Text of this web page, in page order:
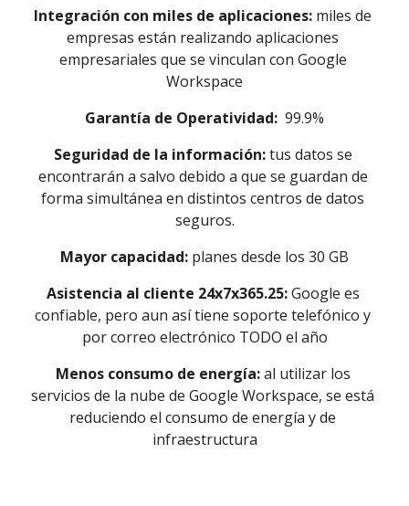
Integración con miles de aplicaciones: miles de
empresas están realizando aplicaciones
empresariales que se vinculan con Google
Workspace
Garantía de Operatividad: 99.9%
Seguridad de la información: tus datos se
encontrarán a salvo debido a que se guardan de
forma simultánea en distintos centros de datos
seguros.
Mayor capacidad: planes desde los 30 GB
Asistencia al cliente 24x7x365.25: Google es
confiable, pero aun así tiene soporte telefónico y
por correo electrónico TODO el año
Menos consumo de energía: al utilizar los
servicios de la nube de Google Workspace, se está
reduciendo el consumo de energía y de
infraestructura